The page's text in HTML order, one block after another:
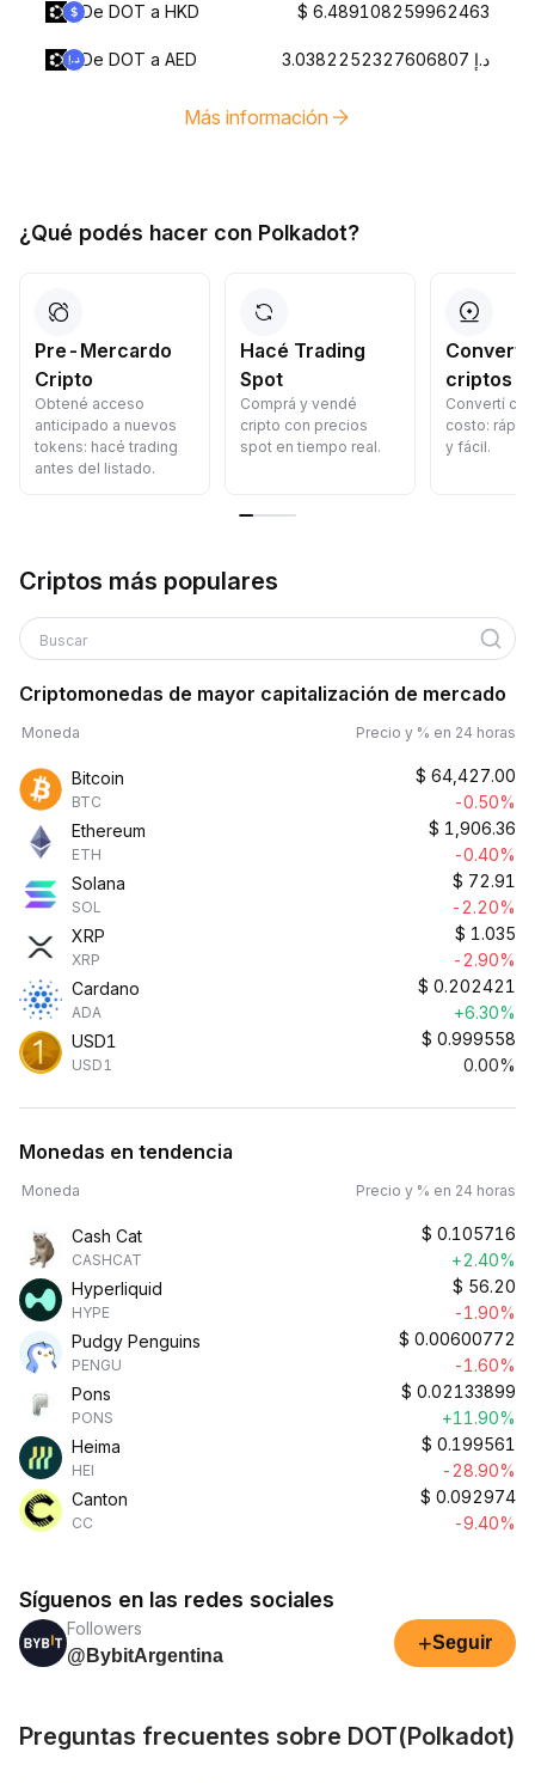
De DOT a HKD $ 6.489108259962463
De DOT a AED د.إ 3.0382252327606807
Más información
¿Qué podés hacer con Polkadot?
Pre-Mercardo
Cripto
Obtené acceso
anticipado a nuevos
tokens: hacé trading
antes del listado.
Hacé Trading
Spot
Comprá y vendé
cripto con precios
spot en tiempo real.
Convertí
criptos
Convertí
costo:
y fácil.
Criptos más populares
Buscar
Criptomonedas de mayor capitalización de mercado
Moneda Precio y % en 24 horas
Bitcoin
BTC
$ 64,427.00
-0.50%
Ethereum
ETH
$ 1,906.36
-0.40%
Solana
SOL
$ 72.91
-2.20%
XRP
XRP
$ 1.035
-2.90%
Cardano
ADA
$ 0.202421
+6.30%
USD1
USD1
$ 0.999558
0.00%
Monedas en tendencia
Moneda Precio y % en 24 horas
Cash Cat
CASHCAT
$ 0.105716
+2.40%
Hyperliquid
HYPE
$ 56.20
-1.90%
Pudgy Penguins
PENGU
$ 0.00600772
-1.60%
Pons
PONS
$ 0.02133899
+11.90%
Heima
HEI
$ 0.199561
-28.90%
Canton
CC
$ 0.092974
-9.40%
Síguenos en las redes sociales
Followers
@BybitArgentina
+Seguir
Preguntas frecuentes sobre DOT(Polkadot)